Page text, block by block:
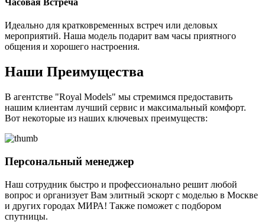
Часовая Встреча
Идеально для кратковременных встреч или деловых
мероприятий. Наша модель подарит вам часы приятного
общения и хорошего настроения.
Наши Преимущества
В агентстве "Royal Models" мы стремимся предоставить
нашим клиентам лучший сервис и максимальный комфорт.
Вот некоторые из наших ключевых преимуществ:
Персональный менеджер
Наш сотрудник быстро и профессионально решит любой
вопрос и организует Вам элитный эскорт с моделью в Москве
и других городах МИРА! Также поможет с подбором
спутницы.